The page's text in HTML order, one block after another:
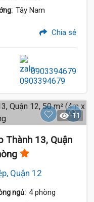
Tây Nam
Chia sẻ
0903394679
11
Thành 13, Quận
Quận 12
ngủ: 4 phòng